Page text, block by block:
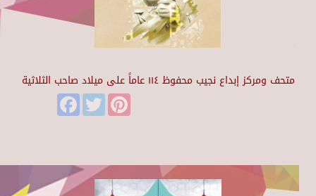
متحف ومركز إبداع نجيب محفوظ ١١٤ عاماً على ميلاد صاحب الثلاثية
FacebookTwitter